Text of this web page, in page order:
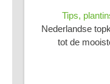
Tips,
Nederlandse
tot de